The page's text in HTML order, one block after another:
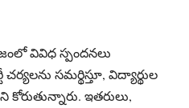
వివిధ స్పందనలు
సమర్థిస్తూ, విద్యార్థుల
కోరుతున్నారు. ఇతరులు,